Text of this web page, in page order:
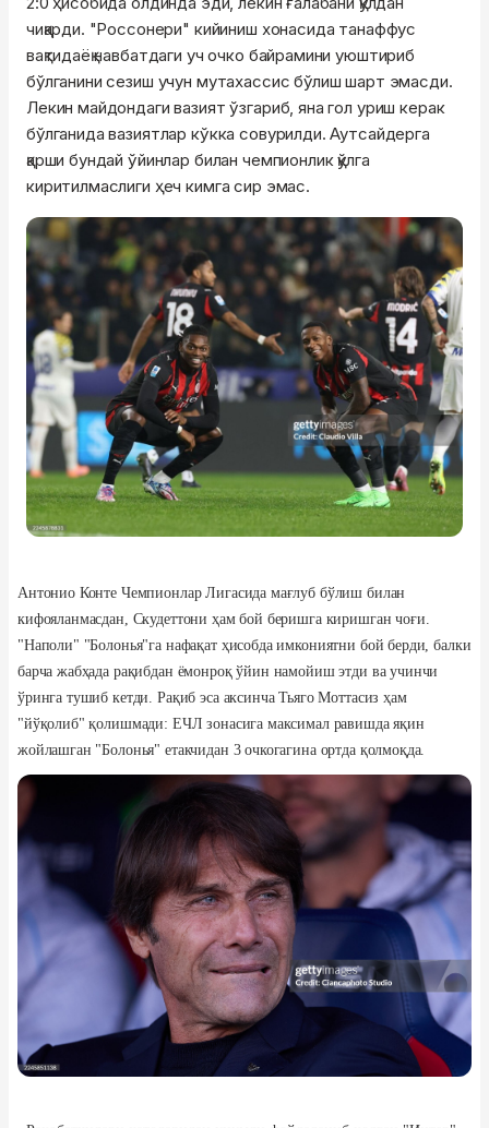
чиқарди. "Россонери" кийиниш хонасида танаффус
вақтидаёқ навбатдаги уч очко байрамини уюштириб
бўлганини сезиш учун мутахассис бўлиш шарт эмасди.
Лекин майдондаги вазият ўзгариб, яна гол уриш керак
бўлганида вазиятлар кўкка совурилди. Аутсайдерга
қарши бундай ўйинлар билан чемпионлик қўлга
киритилмаслиги ҳеч кимга сир эмас.
Антонио Конте Чемпионлар Лигасида мағлуб бўлиш билан
кифояланмасдан, Скудеттони ҳам бой беришга киришган чоғи.
"Наполи" "Болонья"га нафақат ҳисобда имкониятни бой берди, балки
барча жабҳада рақибдан ёмонроқ ўйин намойиш этди ва учинчи
ўринга тушиб кетди. Рақиб эса аксинча Тьяго Моттасиз ҳам
"йўқолиб" қолишмади: ЕЧЛ зонасига максимал равишда яқин
жойлашган "Болонья" етакчидан 3 очкогагина ортда қолмоқда.